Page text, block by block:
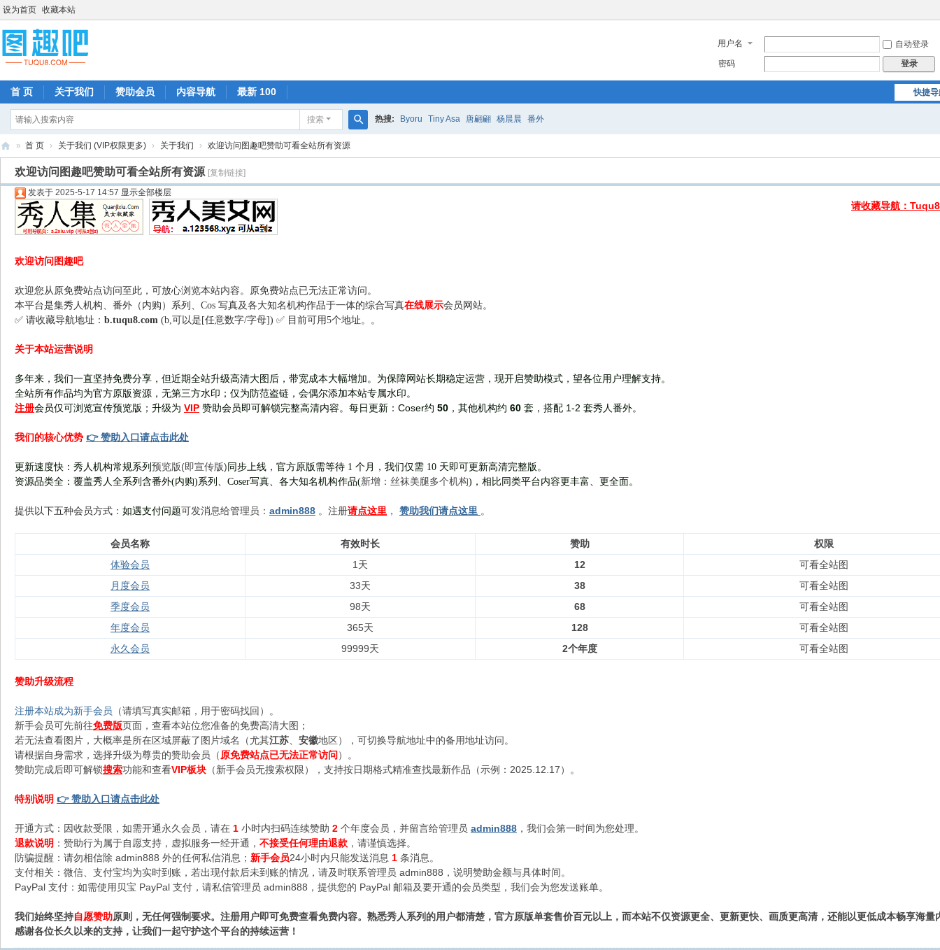
设为首页 收藏本站
用户名
自动登录
密码
登录
快捷
首 页 关于我们 赞助会员 内容导航 最新 100
搜索
索
热搜: Byoru Tiny Asa 唐翩翩 杨晨晨 番外
趣
» 首 页 › 关于我们 (VIP权限更多) › 关于我们 › 欢迎访问图趣吧赞助可看全站所有资源
欢迎访问图趣吧赞助可看全站所有资源 [复制链接]
发表于 2025-5-17 14:57 显示全部楼层
请收藏导航：
欢迎访问图趣吧
欢迎您从原免费站点访问至此，可放心浏览本站内容。原免费站点已无法正常访问。
本平台是集秀人机构、番外（内购）系列、Cos 写真及各大知名机构作品于一体的综合写真在线展示会员网站。
✅ 请收藏导航地址： b.tuqu8.com (b,可以是[任意数字/字母]) ✅ 目前可用5个地址。。
关于本站运营说明
多年来，我们一直坚持免费分享，但近期全站升级高清大图后，带宽成本大幅增加。为保障网站长期稳定运营，现开启赞助模式，望各位用户理解支持。
全站所有作品均为官方原版资源，无第三方水印；仅为防范盗链，会偶尔添加本站专属水印。
注册会员仅可浏览宣传预览版 ； 升级为 VIP 赞助会员即可解锁完整高清内容。每日更新： Coser约 50 ，其他机构约 60 套， 搭配 1-2 套秀人番外。
我们的核心优势 👉 赞助入口请点击此处
更新速度快：秀人机构常规系列 预览版(即宣传版) 同步上线，官方原版需等待 1 个月，我们仅需 10 天即可更新高清完整版。
资源品类全：覆盖秀人全系列含番外(内购)系列、Coser写真、各大知名机构作品(新增：丝袜美腿多个机构)，相比同类平台内容更丰富、更全面。
提供以下五种会员方式： 如遇支付问题可发消息给管理员： admin888 。注册请点这里 ， 赞助我们请点这里 。
会员名称 有效时长 赞助
权限
体验会员
1天 12
可看全站图
月度会员
33天 38
可看全站图
季度会员
98天 68
可看全站图
年度会员
365天 128
可看全站图
永久会员
99999天 2个年度 可看全站图
赞助升级流程
注册本站成为新手会员 （请填写真实邮箱，用于密码找回）。
新手会员可先前往免费版页面，查看本站位您准备的免费高清大图；
若无法查看图片，大概率是所在区域屏蔽了图片域名（尤其江苏 安徽地区），可切换导航地址中的备用地址访问。
请根据自身需求，选择升级为尊贵的赞助会员（原免费站点已无法正常访问 ）。
赞助完成后即可解锁搜索功能和查看VIP板块 （新手会员无搜索权限），支持按日期格式精准查找最新作品（示例：2025.12.17）。
特别说明 👉 赞助入口请点击此处
开通方式：因收款受限，如需开通永久会员，请在 1 小时内扫码连续赞助 2 个年度会员，并留言给管理员 admin888 ，我们会第一时间为您处理。
退款说明 ：赞助行为属于自愿支持，虚拟服务一经开通， 不接受任何理由退款 ，请谨慎选择。
防骗提醒：请勿相信除 admin888 外的任何私信消息； 新手会员24小时内只能发送消息 1 条消息。
支付相关：微信、支付宝均为实时到账，若出现付款后未到账的情况，请及时联系管理员 admin888，说明赞助金额与具体时间。
PayPal 支付：如需使用贝宝 PayPal 支付，请私信管理员 admin888，提供您的 PayPal 邮箱及要开通的会员类型，我们会为您发送账单。
我们始终坚持自愿赞助原则，无任何强制要求。注册用户即可免费查看免费内容。熟悉秀人系列的用户都清楚，官方原版单套售价百元以上，而本站不仅资源更全、更新更快、画质更高清，还能以更低成本畅享海量
感谢各位长久以来的支持，让我们一起守护这个平台的持续运营！